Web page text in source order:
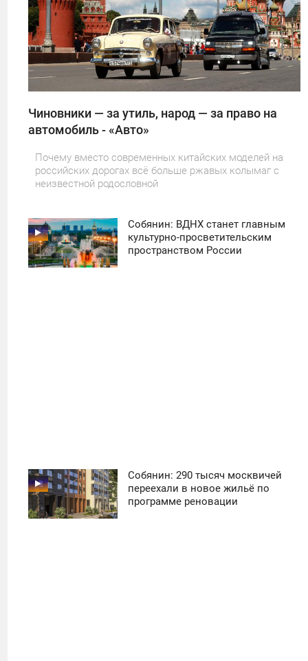
Чиновники — за утиль, народ — за право на
автомобиль - «Авто»
Почему вместо современных китайских моделей на
российских дорогах всё больше ржавых колымаг с
неизвестной родословной
Собянин: ВДНХ станет главным
культурно-просветительским
пространством России
Собянин: 290 тысяч москвичей
переехали в новое жильё по
программе реновации